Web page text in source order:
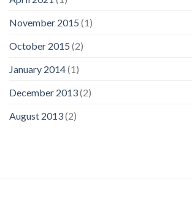
November 2015 (1)
October 2015 (2)
January 2014(1)
December 2013(2)
August 2013(2)